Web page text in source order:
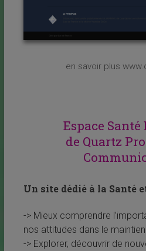
en savoir plus
Espace
de Quartz
Un site dédié à la Santé
-> Mieux comprendre
nos attitudes dans le
-> Explorer, découvrir de